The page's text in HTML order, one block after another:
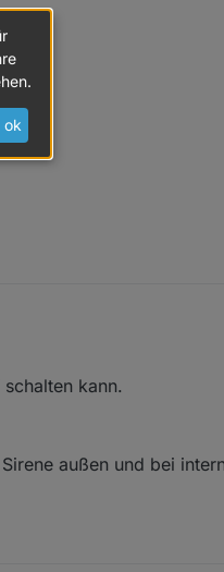
kann.
außen und bei
ok